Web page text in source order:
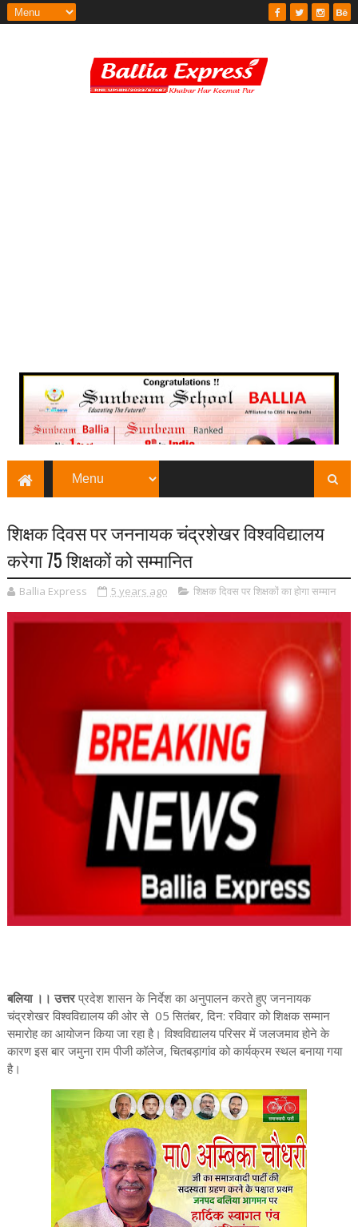
शिक्षक दिवस पर जननायक चंद्रशेखर विश्वविद्यालय
करेगा 75 शिक्षकों को सम्मानित
Ballia Express 5 years ago शिक्षक दिवस पर शिक्षकों का होगा सम्मान
बलिया ।। उत्तरप्रदेश शासन के निर्देश का अनुपालन करते हुए जननायक
चंद्रशेखर विश्वविद्यालय की ओर से 05 सितंबर, दिन: रविवार को शिक्षक सम्मान
समारोह का आयोजन किया जा रहा है। विश्वविद्यालय परिसर में जलजमाव होने के
कारण इस बार जमुना राम पीजी कॉलेज, चितबड़ागांव को कार्यक्रम स्थल बनाया गया
है।